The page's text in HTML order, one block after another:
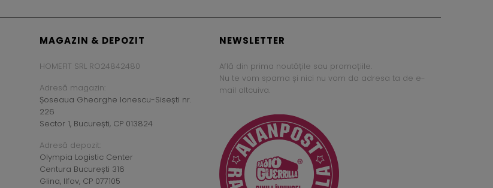
MAGAZIN & DEPOZIT
HOMEFIT SRL RO24842480
Adresă magazin:
Șoseaua Gheorghe Ionescu-Sisești nr.
226
Sector 1, București, CP 013824
Adresă depozit:
Olympia Logistic Center
Centura București 316
Glina, Ilfov, CP 077105
NEWSLETTER
Află din prima noutățile sau promoțiile.
Nu te vom spama și nici nu vom da adresa ta de e-
mail altcuiva.